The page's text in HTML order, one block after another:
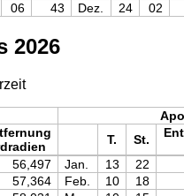
06 43 Dez. 24 02
2026
T. St.
56,497 Jan. 13
22
57,364 Feb. 10
18